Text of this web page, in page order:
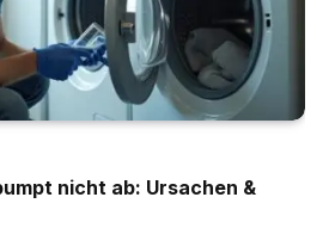
nicht ab: Ursachen &